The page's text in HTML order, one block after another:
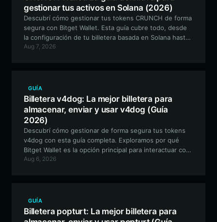
gestionar tus activos en Solana (2026)
Descubrí cómo gestionar tus tokens CRUNCH de forma
segura con Bitget Wallet. Esta guía cubre todo, desde
la configuración de tu billetera basada en Solana hasta
el aprovechamiento de CRUNCH para análisis de datos
Aug 7, 2026
GUÍA
Billetera v4dog: La mejor billetera para
almacenar, enviar y usar v4dog (Guía
2026)
Descubrí cómo gestionar de forma segura tus tokens
v4dog con esta guía completa. Exploramos por qué
Bitget Wallet es la opción principal para interactuar con
v4dog en la red EVM, cubriendo todo, desde la
Aug 6, 2026
GUÍA
Billetera popturt: La mejor billetera para